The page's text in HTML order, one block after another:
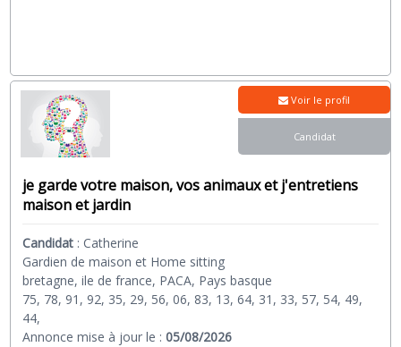
je garde votre maison, vos animaux et j'entretiens
maison et jardin
Candidat : Catherine
Gardien de maison et Home sitting
bretagne, ile de france, PACA, Pays basque
75, 78, 91, 92, 35, 29, 56, 06, 83, 13, 64, 31, 33, 57, 54, 49,
44,
Annonce mise à jour le :05/08/2026
Voir le profil
Candidat